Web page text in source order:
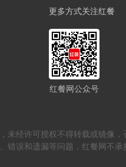
更多方式关注红餐
红餐网公众号
经许可授权不得转载或镜像
误和遗漏等问题，红餐网不